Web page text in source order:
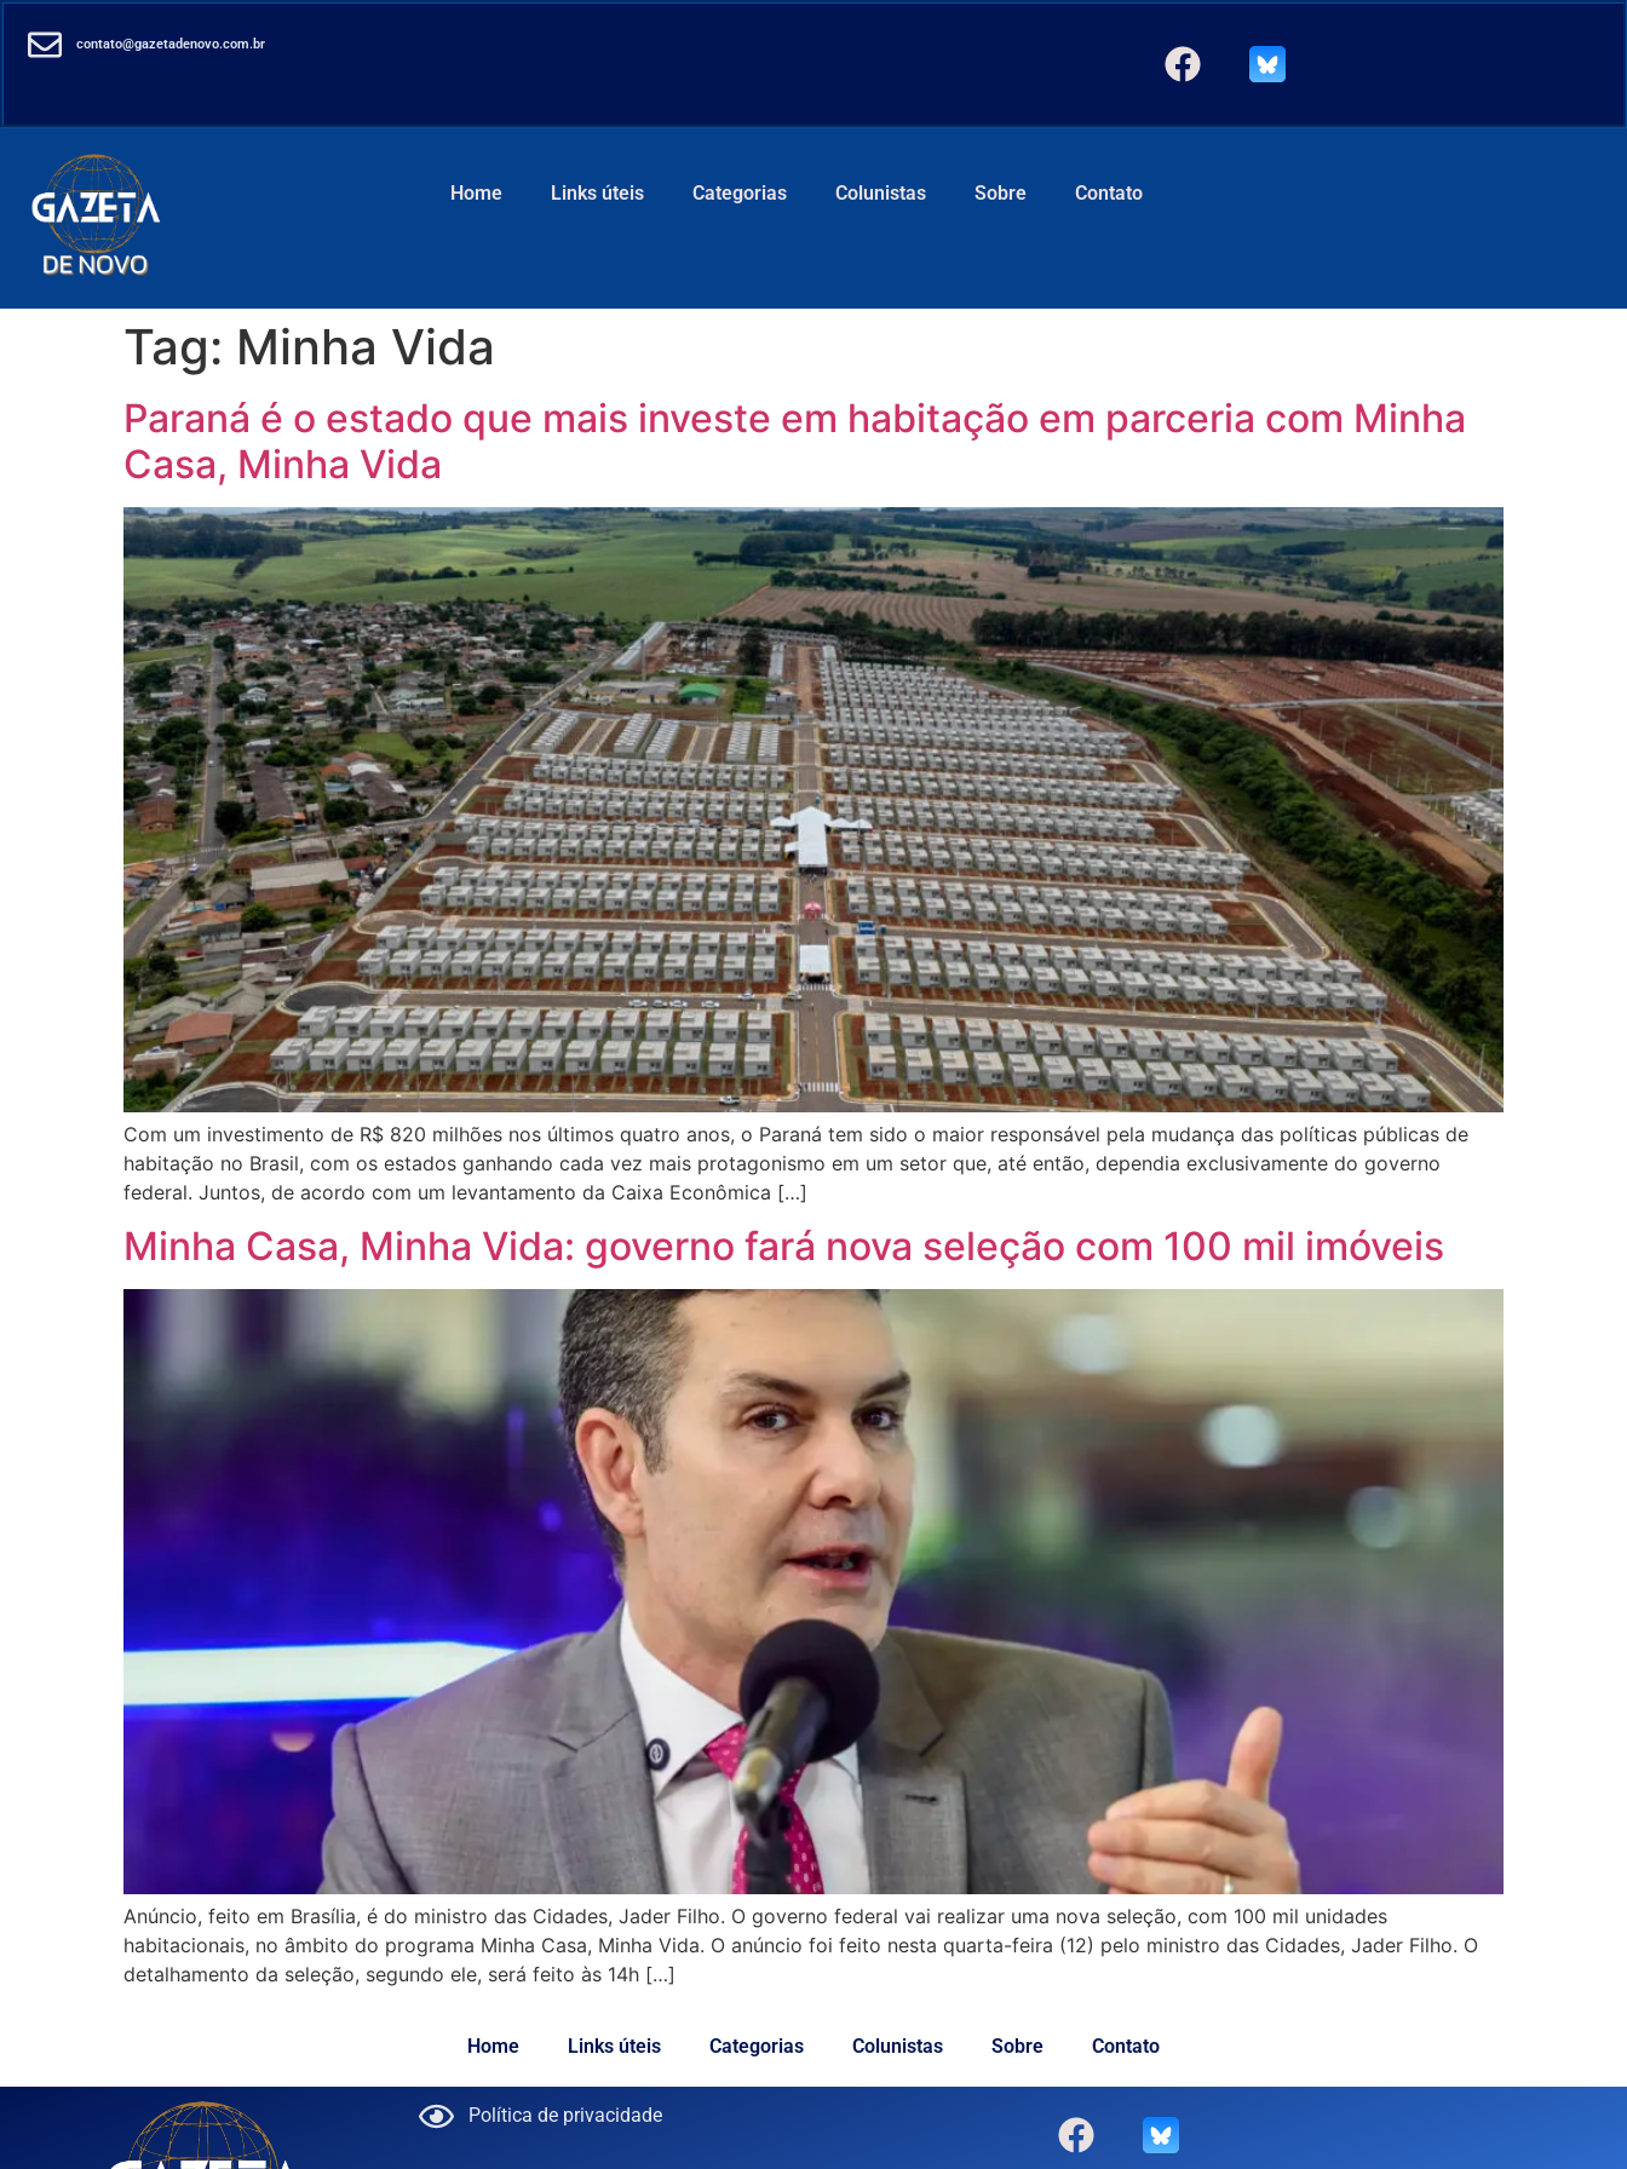
contato@gazetadenovo.com.br
Home Links úteis Categorias Colunistas Sobre Contato
Tag: Minha Vida
Paraná é o estado que mais investe em habitação em parceria com Minha
Casa, Minha Vida
Com um investimento de R$ 820 milhões nos últimos quatro anos, o Paraná tem sido o maior responsável pela mudança das políticas públicas de
habitação no Brasil, com os estados ganhando cada vez mais protagonismo em um setor que, até então, dependia exclusivamente do governo
federal. Juntos, de acordo com um levantamento da Caixa Econômica […]
Minha Casa, Minha Vida: governo fará nova seleção com 100 mil imóveis
Anúncio, feito em Brasília, é do ministro das Cidades, Jader Filho. O governo federal vai realizar uma nova seleção, com 100 mil unidades
habitacionais, no âmbito do programa Minha Casa, Minha Vida. O anúncio foi feito nesta quarta-feira (12) pelo ministro das Cidades, Jader Filho. O
detalhamento da seleção, segundo ele, será feito às 14h […]
Home Links úteis Categorias Colunistas Sobre Contato
Política de privacidade